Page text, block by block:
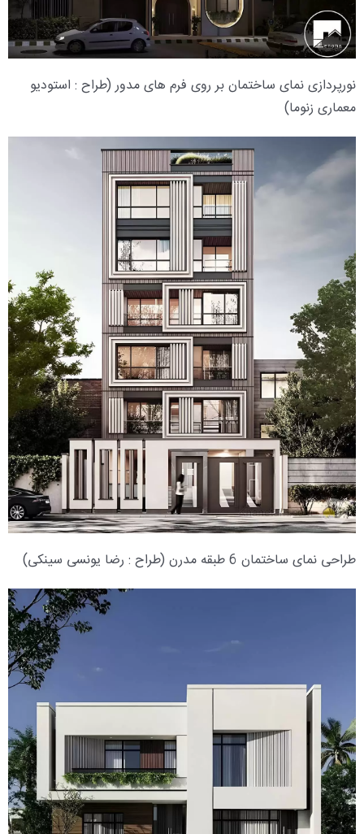
نورپردازی نمای ساختمان بر روی فرم های مدور (طراح : استودیو
معماری زنوما)
طراحی نمای ساختمان 6 طبقه مدرن (طراح : رضا یونسی سینکی)